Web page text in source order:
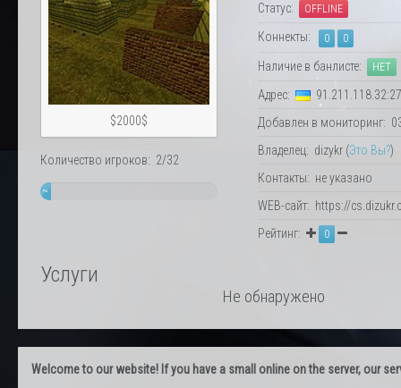
$2000$
Количество игроков: 2/32
~
Статус:
OFFLINE
Коннекты: 0 0
Наличие в банлисте: НЕТ
Адрес:
Добавлен в мониторинг:
Владелец: dizykr (Это Вы?)
Контакты: не указано
WEB-сайт: https://
Рейтинг:
0
Услуги
Не обнаружено
Welcome to our website! If you have a small online on the server, our